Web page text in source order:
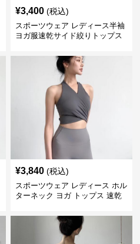
¥3,400 (税込)
スポーツウェア レディース半袖
ヨガ服速乾サイド絞りトップス
¥3,840 (税込)
スポーツウェア レディース ホル
ターネック ヨガ トップス 速乾